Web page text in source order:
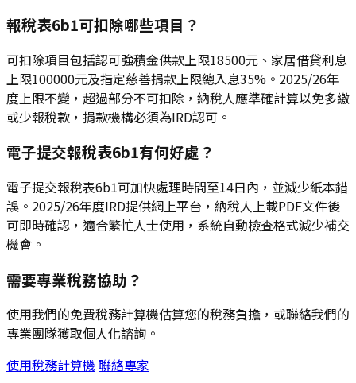
報稅表6b1可扣除哪些項目？
可扣除項目包括認可強積金供款上限18500元、家居借貸利息
上限100000元及指定慈善捐款上限總入息35%。2025/26年
度上限不變，超過部分不可扣除，納稅人應準確計算以免多繳
或少報稅款，捐款機構必須為IRD認可。
電子提交報稅表6b1有何好處？
電子提交報稅表6b1可加快處理時間至14日內，並減少紙本錯
誤。2025/26年度IRD提供網上平台，納稅人上載PDF文件後
可即時確認，適合繁忙人士使用，系統自動檢查格式減少補交
機會。
需要專業稅務協助？
使用我們的免費稅務計算機估算您的稅務負擔，或聯絡我們的
專業團隊獲取個人化諮詢。
使用稅務計算機 聯絡專家